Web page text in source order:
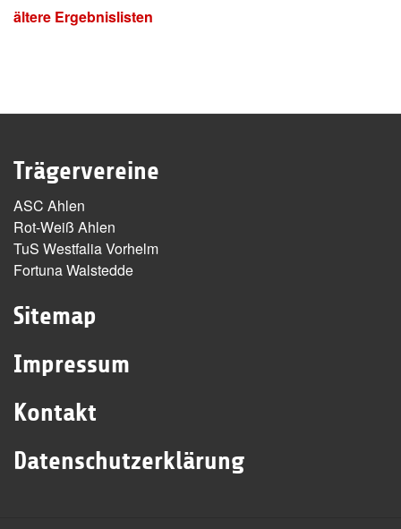
ältere Ergebnislisten
Trägervereine
ASC Ahlen
Rot-Weiß Ahlen
TuS Westfalia Vorhelm
Fortuna Walstedde
Sitemap
Impressum
Kontakt
Datenschutzerklärung